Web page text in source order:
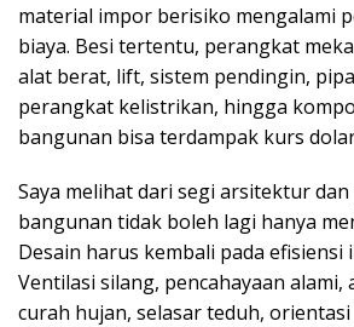
material impor berisiko mengalami
biaya. Besi tertentu, perangkat
alat berat, lift, sistem pendingin,
perangkat kelistrikan, hingga
bangunan bisa terdampak kurs
Saya melihat dari segi arsitektur
bangunan tidak boleh lagi hanya
Desain harus kembali pada efisiensi
Ventilasi silang, pencahayaan alami,
curah hujan, selasar teduh,